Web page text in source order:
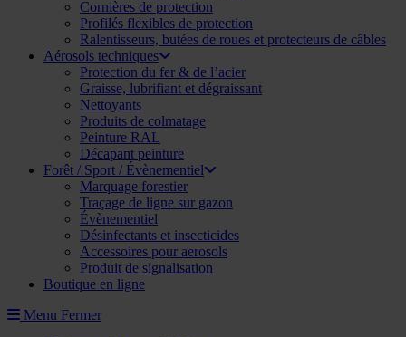
Cornières de protection
Profilés flexibles de protection
Ralentisseurs, butées de roues et protecteurs de câbles
Aérosols techniques
Protection du fer & de l’acier
Graisse, lubrifiant et dégraissant
Nettoyants
Produits de colmatage
Peinture RAL
Décapant peinture
Forêt / Sport / Évènementiel
Marquage forestier
Traçage de ligne sur gazon
Évènementiel
Désinfectants et insecticides
Accessoires pour aerosols
Produit de signalisation
Boutique en ligne
Menu Fermer